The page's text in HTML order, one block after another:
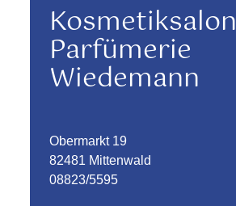
Kosmetiksalon
Parfümerie
Wiedemann
Obermarkt 19
82481 Mittenwald
08823/5595